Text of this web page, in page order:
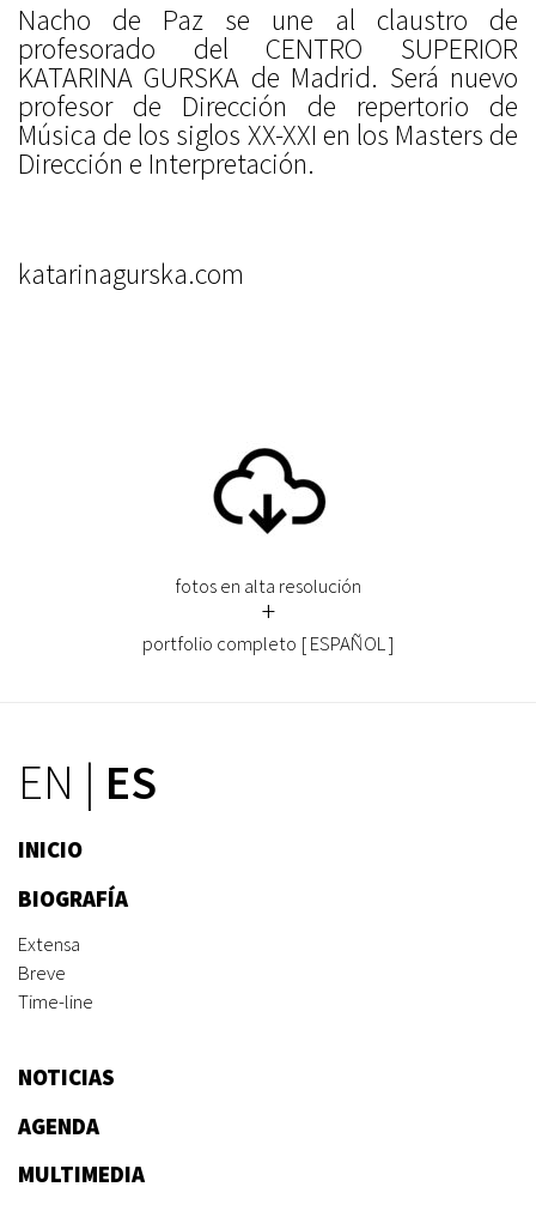
Nacho de Paz se une al claustro de
profesorado del CENTRO SUPERIOR
KATARINA GURSKA de Madrid. Será nuevo
profesor de Dirección de repertorio de
Música de los siglos XX-XXI en los Masters de
Dirección e Interpretación.
katarinagurska.com
fotos en alta resolución
+
portfolio completo [ ESPAÑOL ]
EN | ES
INICIO
BIOGRAFÍA
Extensa
Breve
Time-line
NOTICIAS
AGENDA
MULTIMEDIA